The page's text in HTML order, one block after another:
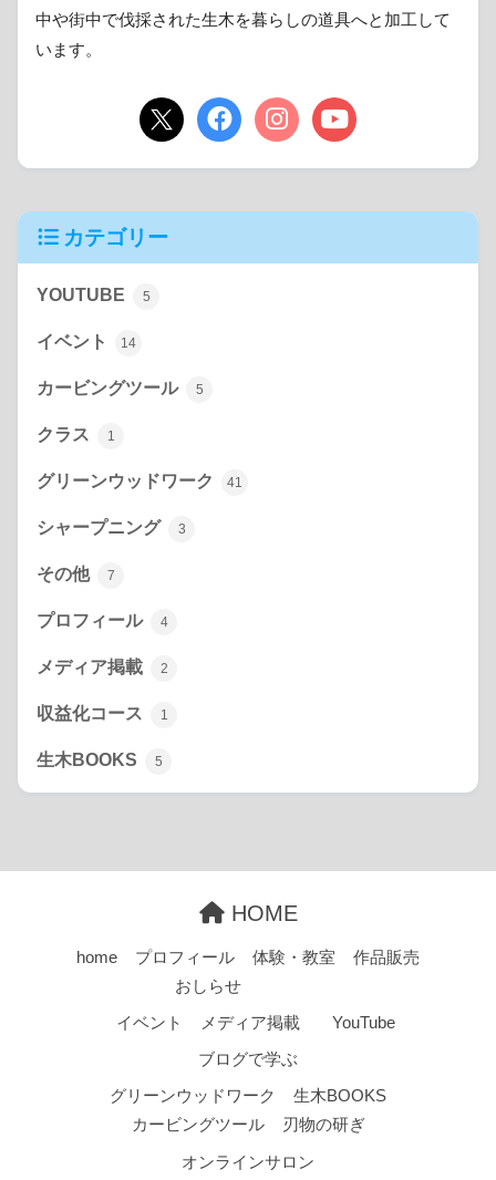
中や街中で伐採された生木を暮らしの道具へと加工して
います。
カテゴリー
YOUTUBE 5
イベント 14
カービングツール 5
クラス 1
グリーンウッドワーク 41
シャープニング 3
その他 7
プロフィール 4
メディア掲載 2
収益化コース 1
生木BOOKS 5
HOME
home プロフィール 体験・教室
作品販売
おしらせ
イベント メディア掲載 YouTube
ブログで学ぶ
グリーンウッドワーク
生木BOOKS
カービングツール
刃物の研ぎ
オンラインサロン